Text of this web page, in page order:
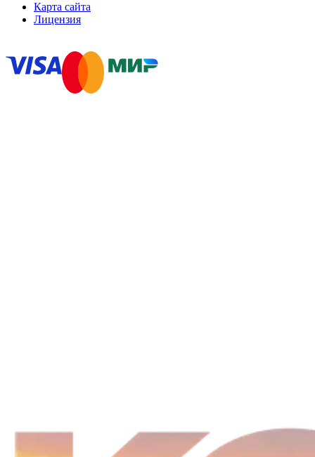
Карта сайта
Лицензия